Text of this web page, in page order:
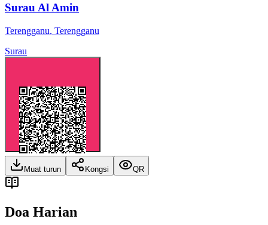
Surau Al Amin
Terengganu, Terengganu
Surau
Muat turun Kongsi QR
Doa Harian